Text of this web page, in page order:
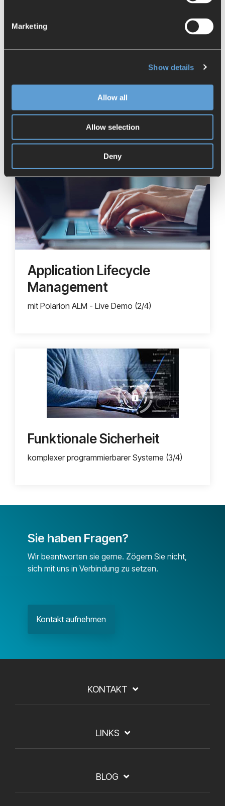
Marketing
Show details
Allow all
Allow selection
Deny
Schneller Innovationen
dank einheitlichem Application Lifecycle
Application Lifecycle
Management
mit Polarion ALM - Live Demo (2/4)
Funktionale Sicherheit
komplexer programmierbarer Systeme (3/4)
Sie haben Fragen?
Wir beantworten sie gerne. Zögern Sie nicht,
sich mit uns in Verbindung zu setzen.
Kontakt aufnehmen
KONTAKT
LINKS
BLOG